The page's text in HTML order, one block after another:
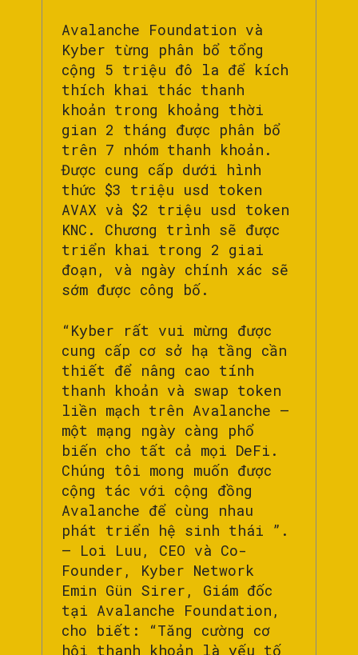
Avalanche Foundation và
Kyber từng phân bổ tổng
cộng 5 triệu đô la để kích
thích khai thác thanh
khoản trong khoảng thời
gian 2 tháng được phân bổ
trên 7 nhóm thanh khoản.
Được cung cấp dưới hình
thức $3 triệu usd token
AVAX và $2 triệu usd token
KNC. Chương trình sẽ được
triển khai trong 2 giai
đoạn, và ngày chính xác sẽ
sớm được công bố.
“Kyber rất vui mừng được
cung cấp cơ sở hạ tầng cần
thiết để nâng cao tính
thanh khoản và swap token
liền mạch trên Avalanche –
một mạng ngày càng phổ
biến cho tất cả mọi DeFi.
Chúng tôi mong muốn được
cộng tác với cộng đồng
Avalanche để cùng nhau
phát triển hệ sinh thái ”.
– Loi Luu, CEO và Co-
Founder, Kyber Network
Emin Gün Sirer, Giám đốc
tại Avalanche Foundation,
cho biết: “Tăng cường cơ
hội thanh khoản là yếu tố